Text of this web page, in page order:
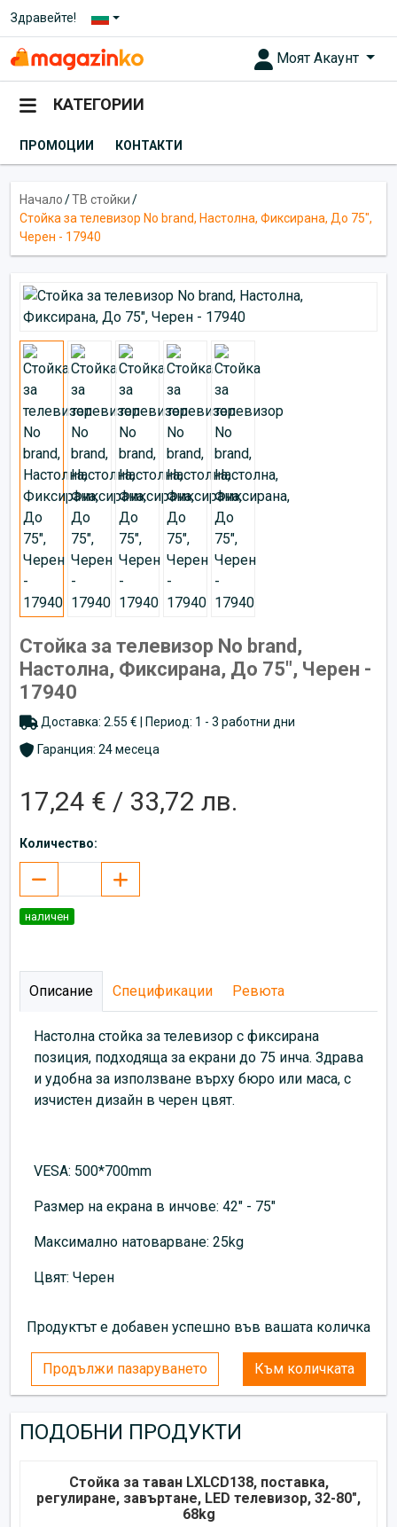
Здравейте!
Моят Акаунт
КАТЕГОРИИ
ПРОМОЦИИ КОНТАКТИ
Начало/ТВ стойки/
Стойка за телевизор No brand, Настолна, Фиксирана, До 75",
Черен - 17940
Стойка за телевизор No brand,
Настолна, Фиксирана, До 75", Черен -
17940
Доставка: 2.55 € | Период: 1 - 3 работни дни
Гаранция: 24 месеца
17,24 € / 33,72 лв.
Количество:
наличен
Описание Спецификации Ревюта
Настолна стойка за телевизор с фиксирана
позиция, подходяща за екрани до 75 инча. Здрава
и удобна за използване върху бюро или маса, с
изчистен дизайн в черен цвят.
VESA: 500*700mm
Размер на екрана в инчове: 42" - 75"
Максимално натоварване: 25kg
Цвят: Черен
Продуктът е добавен успешно във вашата количка
Продължи пазаруването Към количката
ПОДОБНИ ПРОДУКТИ
Стойка за таван LXLCD138, поставка,
регулиране, завъртане, LED телевизор, 32-80",
68kg